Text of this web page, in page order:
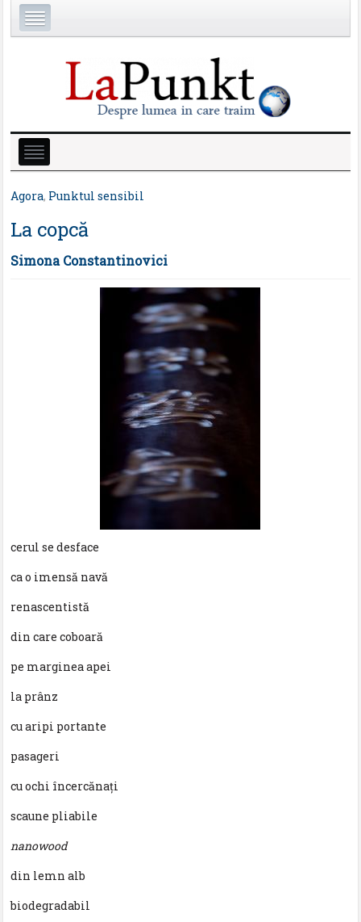
Agora, Punktul sensibil
La copcă
Simona Constantinovici
cerul se desface
ca o imensă navă
renascentistă
din care coboară
pe marginea apei
la prânz
cu aripi portante
pasageri
cu ochi încercănați
scaune pliabile
nanowood
din lemn alb
biodegradabil